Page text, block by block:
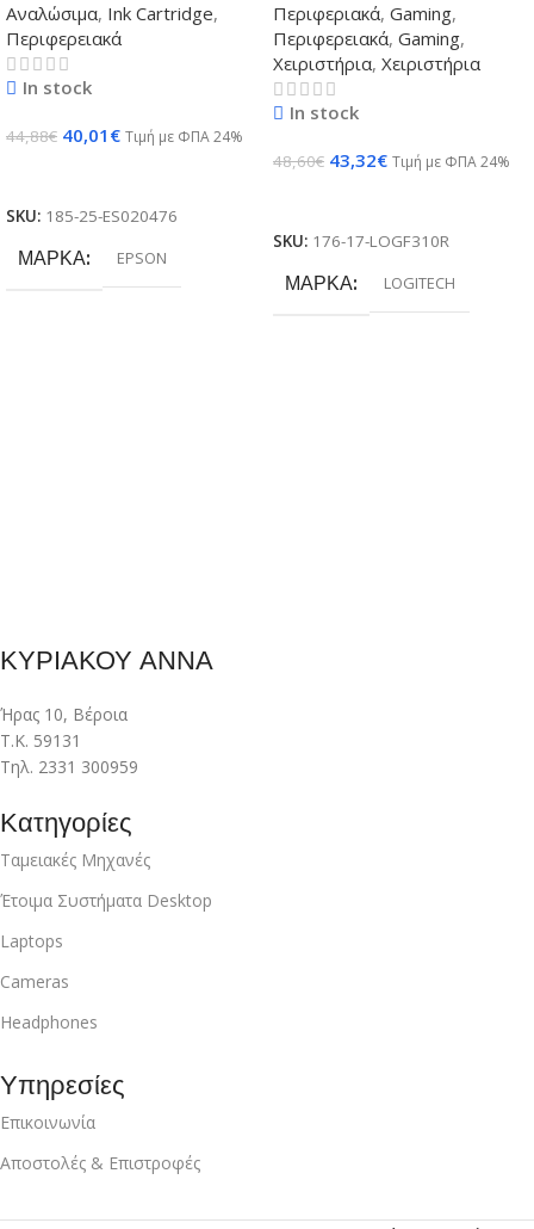
Αναλώσιμα, Ink Cartridge,
Περιφερειακά
In stock
44,88€ 40,01 € Τιμή με ΦΠΑ 24%
SKU: 185-25-ES020476
ΜΆΡΚΑ EPSON
Περιφεριακά, Gaming,
Περιφερειακά, Gaming,
Χειριστήρια, Χειριστήρια
In stock
48,60€ 43,32€ Τιμή με ΦΠΑ 24%
SKU: 176-17-LOGF310R
ΜΆΡΚΑ LOGITECH
ΚΥΡΙΑΚΟΥ ΑΝΝΑ
Ήρας 10, Βέροια
Τ.Κ. 59131
Τηλ. 2331 300959
Κατηγορίες
Ταμειακές Μηχανές
Έτοιμα Συστήματα Desktop
Laptops
Cameras
Headphones
Υπηρεσίες
Επικοινωνία
Αποστολές & Επιστροφές